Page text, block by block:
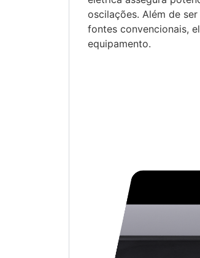
oscilações. Além de
fontes convencionais,
equipamento.